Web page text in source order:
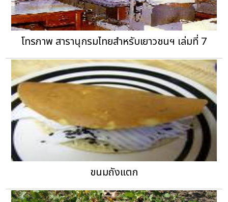
โทรภาพ สารานุกรมไทยสำหรับเยาวชนฯ เล่มที่ 7
ขนมถังแตก